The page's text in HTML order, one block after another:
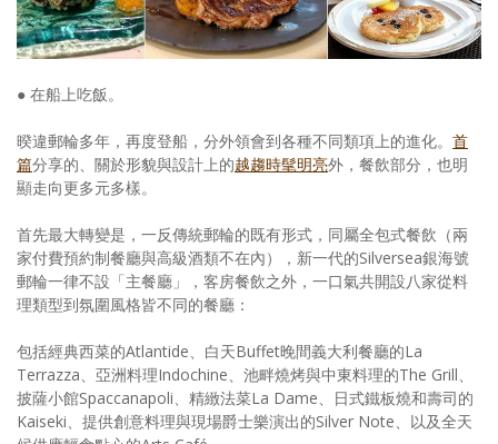
● 在船上吃飯。
暌違郵輪多年，再度登船，分外領會到各種不同類項上的進化。 首
篇分享的、關於形貌與設計上的越趨時髦明亮外，餐飲部分，也明
顯走向更多元多樣。
首先最大轉變是，一反傳統郵輪的既有形式，同屬全包式餐飲（兩
家付費預約制餐廳與高級酒類不在內），新一代的Silversea銀海號
郵輪一律不設「主餐廳」，客房餐飲之外，一口氣共開設八家從料
理類型到氛圍風格皆不同的餐廳：
包括經典西菜的Atlantide、白天Buffet晚間義大利餐廳的La
Terrazza、亞洲料理Indochine、池畔燒烤與中東料理的The Grill、
披薩小館Spaccanapoli、精緻法菜La Dame、日式鐵板燒和壽司的
Kaiseki、提供創意料理與現場爵士樂演出的Silver Note、以及全天